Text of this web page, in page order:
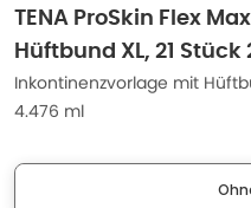
TENA ProSkin Flex
Hüftbund XL, 21 Stück
Inkontinenzvorlage mit
4.476 ml